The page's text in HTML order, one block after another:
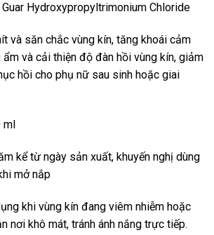
Hydroxypropyltrimonium Chloride
và săn chắc vùng kín, tăng khoái cảm
ẩm và cải thiện độ đàn hồi vùng kín, giảm
hồi cho phụ nữ sau sinh hoặc giai
ml
kể từ ngày sản xuất, khuyến nghị dùng
mở nắp
khi vùng kín đang viêm nhiễm hoặc
nơi khô mát, tránh ánh nắng trực tiếp.